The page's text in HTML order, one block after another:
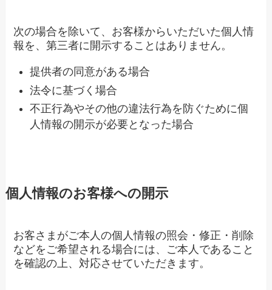
次の場合を除いて、お客様からいただいた個人情
報を、第三者に開示することはありません。
提供者の同意がある場合
法令に基づく場合
不正行為やその他の違法行為を防ぐために個
人情報の開示が必要となった場合
個人情報のお客様への開示
お客さまがご本人の個人情報の照会・修正・削除
などをご希望される場合には、ご本人であること
を確認の上、対応させていただきます。